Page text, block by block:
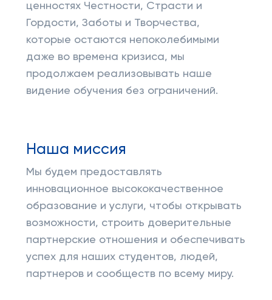
ценностях Честности, Страсти и
Гордости, Заботы и Творчества,
которые остаются непоколебимыми
даже во времена кризиса, мы
продолжаем реализовывать наше
видение обучения без ограничений.
Наша миссия
Мы будем предоставлять
инновационное высококачественное
образование и услуги, чтобы открывать
возможности, строить доверительные
партнерские отношения и обеспечивать
успех для наших студентов, людей,
партнеров и сообществ по всему миру.